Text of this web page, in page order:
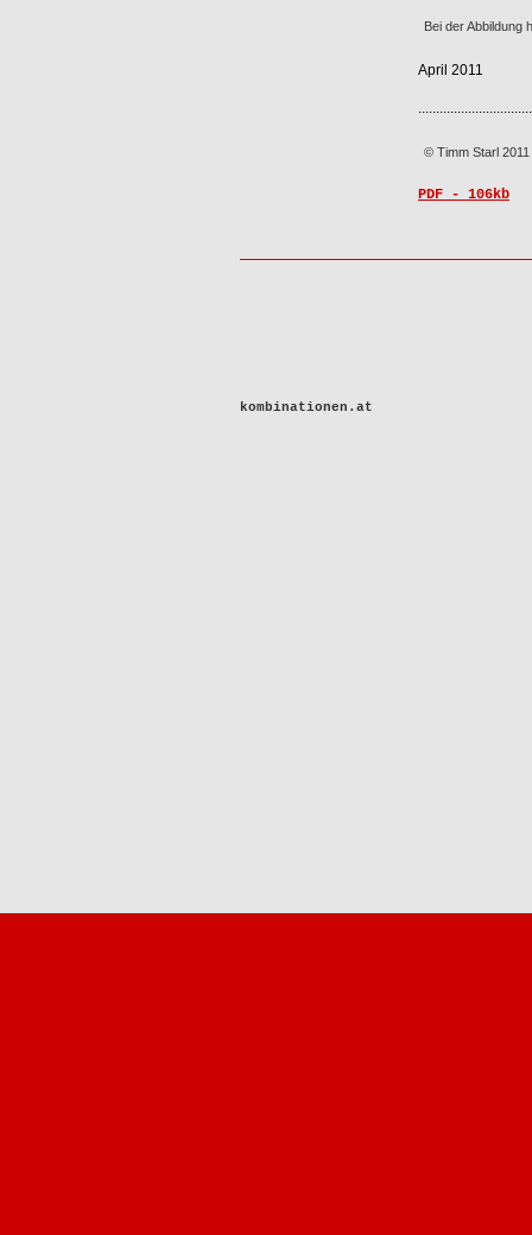
Bei der Abbildung
April 2011
© Timm Starl 2011
PDF - 106kb
kombinationen.at